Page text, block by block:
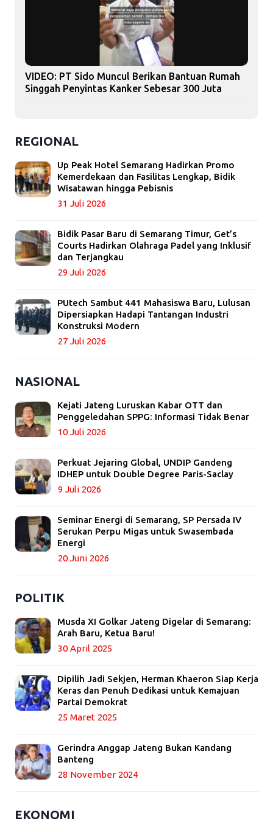
VIDEO: PT Sido Muncul Berikan Bantuan Rumah
Singgah Penyintas Kanker Sebesar 300 Juta
REGIONAL
Up Peak Hotel Semarang Hadirkan Promo
Kemerdekaan dan Fasilitas Lengkap, Bidik
Wisatawan hingga Pebisnis
31 Juli 2026
Bidik Pasar Baru di Semarang Timur, Get’s
Courts Hadirkan Olahraga Padel yang Inklusif
dan Terjangkau
29 Juli 2026
PUtech Sambut 441 Mahasiswa Baru, Lulusan
Dipersiapkan Hadapi Tantangan Industri
Konstruksi Modern
27 Juli 2026
NASIONAL
Kejati Jateng Luruskan Kabar OTT dan
Penggeledahan SPPG: Informasi Tidak Benar
10 Juli 2026
Perkuat Jejaring Global, UNDIP Gandeng
IDHEP untuk Double Degree Paris-Saclay
9 Juli 2026
Seminar Energi di Semarang, SP Persada IV
Serukan Perpu Migas untuk Swasembada
Energi
20 Juni 2026
POLITIK
Musda XI Golkar Jateng Digelar di Semarang:
Arah Baru, Ketua Baru!
30 April 2025
Dipilih Jadi Sekjen, Herman Khaeron Siap Kerja
Keras dan Penuh Dedikasi untuk Kemajuan
Partai Demokrat
25 Maret 2025
Gerindra Anggap Jateng Bukan Kandang
Banteng
28 November 2024
EKONOMI